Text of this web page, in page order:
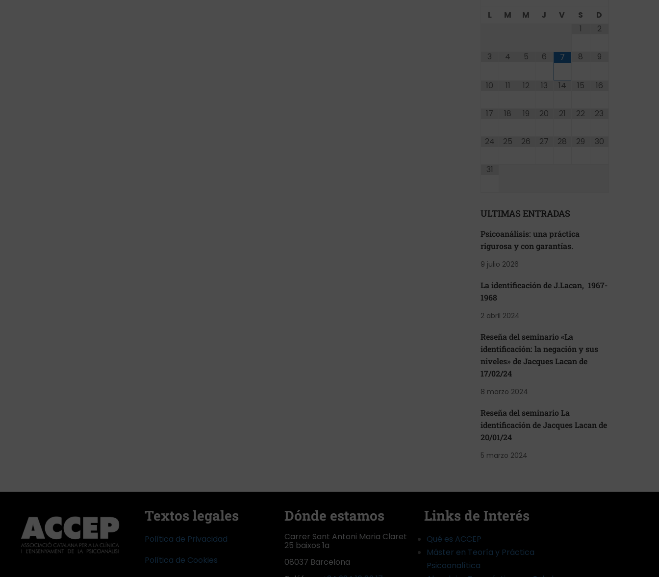
L M M J V S
D
1
2
3 4 5 6 7 8 9
10 11 12 13 14 15 16
17 18 19 20 21 22 23
24 25 26 27 28 29 30
31
ULTIMAS ENTRADAS
Psicoanálisis: una práctica
rigurosa y con garantías.
9 julio 2026
La identificación de J.Lacan, 1967-
1968
2 abril 2024
Reseña del seminario «La
identificación: la negación y sus
niveles» de Jacques Lacan de
17/02/24
8 marzo 2024
Reseña del seminario La
identificación de Jacques Lacan de
20/01/24
5 marzo 2024
Textos legales
Política de Privacidad
Política de Cookies
Dónde estamos
Carrer Sant Antoni Maria Claret
25 baixos 1a
08037 Barcelona
Links de Interés
Qué es ACCEP
Máster en Teoría y Práctica
Psicoanalítica